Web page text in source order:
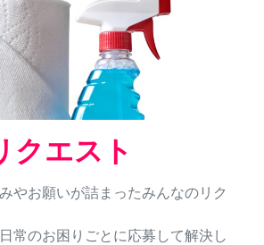
クエスト
やお願いが詰まったみんなのリク
常のお困りごとに応募して解決し